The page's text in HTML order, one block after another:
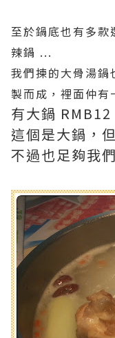
至於鍋底也有多
辣鍋 ...
我們揀的大骨湯
製而成，裡面仲有
有大鍋
這個是大鍋，
不過也足夠我